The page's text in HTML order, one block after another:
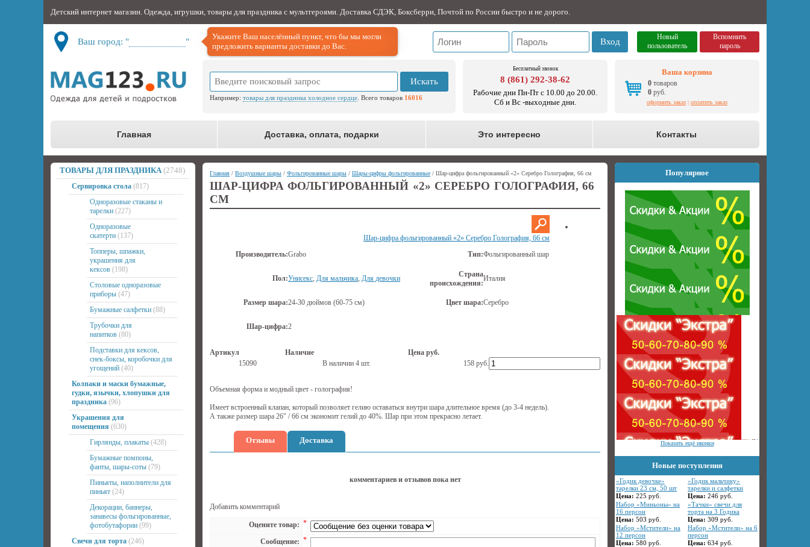
Детский интернет магазин. Одежда, игрушки, товары для праздника с мультгероями. Доставка СДЭК, Боксберри, Почтой по России быстро и не дорого.
Ваш город: " "
Укажите Ваш населённый пункт, что бы мы могли
предложить варианты доставки до Вас.
Вход
Новый
пользователь
Вспомнить
пароль
Искать
Например: товары для праздника холодное сердце . Всего товаров 16016
Бесплатный звонок
8 (861) 292-38-62
Рабочие дни Пн-Пт с 10.00 до 20.00.
Сб и Вс -выходные дни.
Ваша корзина
0 товаров
0 руб.
оформить заказ | оплатить заказ
Главная Доставка, оплата, подарки Это интересно Контакты
ТОВАРЫ ДЛЯ ПРАЗДНИКА (2748)
Сервировка стола (817)
Одноразовые стаканы и
тарелки (227)
Одноразовые
скатерти (137)
Топперы, шпажки,
украшения для
кексов (198)
Столовые одноразовые
приборы (47)
Бумажные салфетки (88)
Трубочки для
напитков (80)
Подставки для кексов,
снек-боксы, коробочки для
угощений (40)
Колпаки и маски бумажные,
гудки, язычки, хлопушки для
праздника (96)
Украшения для
помещения (630)
Гирлянды, плакаты (428)
Бумажные помпоны,
фанты, шары-соты (79)
Пиньяты, наполнители для
пиньят (24)
Декорации, баннеры,
занавесы фольгированные,
фотобутафории (99)
Свечи для торта (246)
Главная / Воздушные шары / Фольгированные шары / Шары-цифры фольгированные / Шар-цифра фольгированный «2» Серебро Голография, 66 см
ШАР-ЦИФРА ФОЛЬГИРОВАННЫЙ «2» СЕРЕБРО ГОЛОГРАФИЯ, 66
СМ
Шар-цифра фольгированный «2» Серебро Голография, 66 см
Производитель:Grabo Тип:Фольгированный шар
Пол:Унисекс, Для мальчика, Для девочки
Страна
происхождения:
Италия
Размер шара:24-30 дюймов (60-75 см) Цвет шара:Серебро
Шар-цифра:2
Артикул Наличие
Цена руб.
15090
В наличии 4 шт. 158 руб.
Объемная форма и модный цвет - голография!
Имеет встроенный клапан, который позволяет гелию оставаться внутри шара длительное время (до 3-4 недель).
А также размер шара 26" / 66 см экономит гелий до 40%. Шар при этом прекрасно летает.
Отзывы Доставка
комментариев и отзывов пока нет
Добавить комментарий
Оцените товар: *
Сообщение: *
Популярное
Показать ещё иконки
Новые поступления
«Годик девочке»
тарелки 23 см, 50 шт
Цена: 225 руб.
«Годик мальчику»
тарелки и салфетки
Цена: 246 руб.
Набор «Миньоны» на
16 персон
Цена: 503 руб.
«Тачки» свечи для
торта на 3 Годика
Цена: 309 руб.
Набор «Мстители» на
12 персон
Цена: 580 руб.
Набор «Мстители» на 6
персон
Цена: 634 руб.